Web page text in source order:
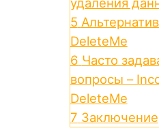
5
DeleteMe
6 Часто
вопросы –
DeleteMe
7 Заключение